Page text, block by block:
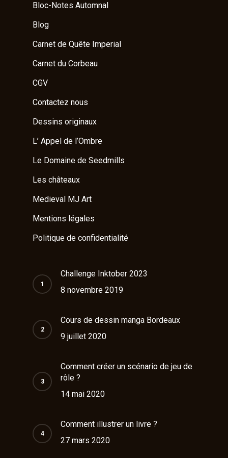
Bloc-Notes Automnal
Blog
Carnet de Quête Imperial
Carnet du Corbeau
CGV
Contactez nous
Dessins originaux
L’ Appel de l’Ombre
Le Domaine de Seedmills
Les châteaux
Medieval MJ Art
Mentions légales
Politique de confidentialité
Challenge Inktober 2023
8 novembre 2019
Cours de dessin manga Bordeaux
9 juillet 2020
Comment créer un scénario de jeu de
rôle ?
14 mai 2020
Comment illustrer un livre ?
27 mars 2020